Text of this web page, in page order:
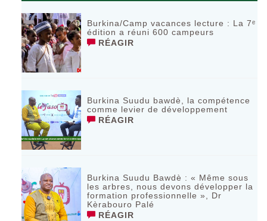
Burkina/Camp vacances lecture : La 7ᵉ
édition a réuni 600 campeurs
RÉAGIR
Burkina Suudu bawdè, la compétence
comme levier de développement
RÉAGIR
Burkina Suudu Bawdè : « Même sous
les arbres, nous devons développer la
formation professionnelle », Dr
Kèrabouro Palé
RÉAGIR